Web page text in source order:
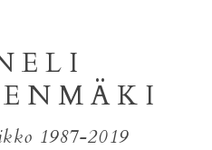
1987-2019